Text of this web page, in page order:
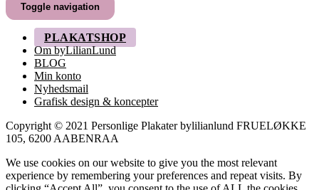
Toggle navigation
PLAKATSHOP
Om byLilianLund
BLOG
Min konto
Nyhedsmail
Grafisk design & koncepter
Copyright © 2021 Personlige Plakater bylilianlund FRUELØKKE
105, 6200 AABENRAA
We use cookies on our website to give you the most relevant
experience by remembering your preferences and repeat visits. By